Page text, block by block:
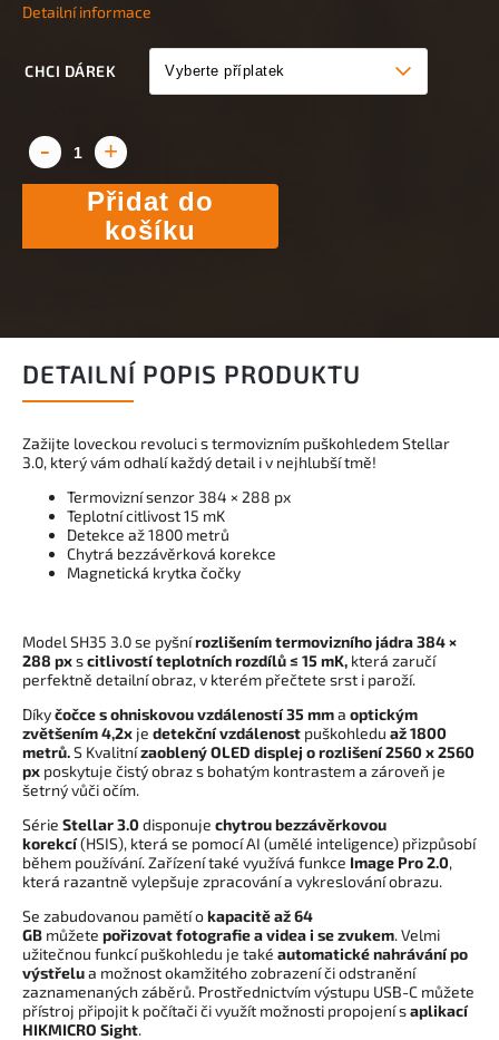
CHCI DÁREK
Přidat do
košíku
Detailní informace
DETAILNÍ POPIS PRODUKTU
Zažijte loveckou revoluci s termovizním puškohledem Stellar
3.0, který vám odhalí každý detail i v nejhlubší tmě!
Termovizní senzor 384 × 288 px
Teplotní citlivost 15 mK
Detekce až 1800 metrů
Chytrá bezzávěrková korekce
Magnetická krytka čočky
Model SH35 3.0 se pyšnírozlišením termovizního jádra 384 ×
288 pxscitlivostí teplotních rozdílů ≤ 15 mK, která zaručí
perfektně detailní obraz, v kterém přečtete srst i paroží.
Díkyčočce s ohniskovou vzdáleností 35 mma optickým
zvětšením 4,2x je detekční vzdálenost puškohledu až 1800
metrů.S KvalitnízaoblenýOLED displej o rozlišení 2560 x 2560
px poskytuje čistý obraz s bohatým kontrastem a zároveň je
šetrný vůči očím.
Série Stellar 3.0disponuje chytrou bezzávěrkovou
korekcí(HSIS), která se pomocí AI (umělé inteligence) přizpůsobí
během používání. Zařízení také využívá funkce Image Pro 2.0,
která razantně vylepšuje zpracování a vykreslování obrazu.
Se zabudovanou pamětí okapacitě až 64
GB můžete pořizovatfotografie avidea i se zvukem.Velmi
užitečnou funkcí puškohledu je také automatické nahrávání po
výstřelua možnost okamžitého zobrazení či odstranění
zaznamenaných záběrů. Prostřednictvím výstupu USB-C můžete
přístroj připojit k počítači či využít možnosti propojení saplikací
HIKMICRO Sight.